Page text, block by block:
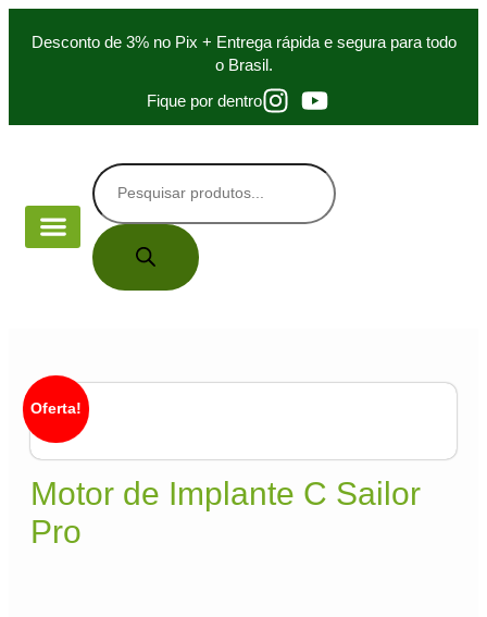
Desconto de 3% no Pix + Entrega rápida e segura para todo
o Brasil.
Fique por dentro
Oferta!
Motor de Implante C Sailor
Pro